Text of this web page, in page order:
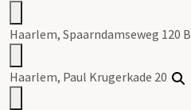
Haarlem, Spaarndamseweg 120 B
Haarlem, Paul Krugerkade 20